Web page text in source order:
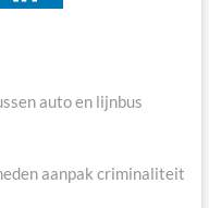
auto en lijnbus
aanpak criminaliteit